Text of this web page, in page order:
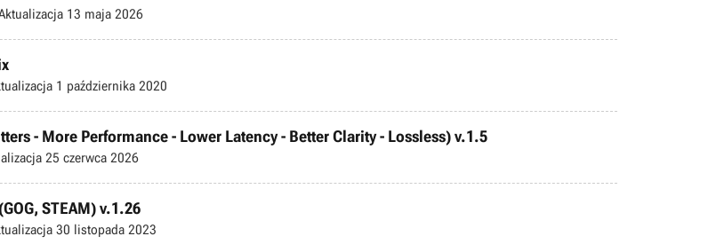
13 maja 2026
1 października 2020
- More Performance - Lower Latency - Better Clarity - Lossless) v.1.5
25 czerwca 2026
STEAM) v.1.26
30 listopada 2023